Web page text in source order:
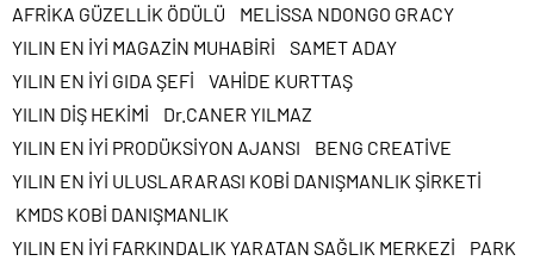
AFRİKA GÜZELLİK ÖDÜLÜ MELİSSA NDONGO GRACY
YILIN EN İYİ MAGAZİN MUHABİRİ SAMET ADAY
YILIN EN İYİ GIDA ŞEFİ VAHİDE KURTTAŞ
YILIN DİŞ HEKİMİ Dr.CANER YILMAZ
YILIN EN İYİ PRODÜKSİYON AJANSI BENG CREATİVE
YILIN EN İYİ ULUSLARARASI KOBİ DANIŞMANLIK ŞİRKETİ
KMDS KOBİ DANIŞMANLIK
YILIN EN İYİ FARKINDALIK YARATAN SAĞLIK MERKEZİ PARK